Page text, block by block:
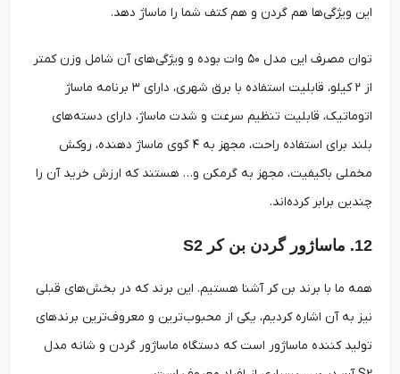
این ویژگی‌ها هم گردن و هم کتف شما را ماساژ دهد.
توان مصرف این مدل ۵۰ وات بوده و ویژگی‌های آن شامل وزن کمتر
از ۲ کیلو، قابلیت استفاده با برق شهری، دارای ۳ برنامه ماساژ
اتوماتیک، قابلیت تنظیم سرعت و شدت ماساژ، دارای دسته‌های
بلند برای استفاده راحت، مجهز به ۴ گوی ماساژ دهنده، روکش
مخملی باکیفیت، مجهز به گرمکن و… هستند که ارزش خرید آن را
چندین برابر کرده‌اند.
همه ما با برند بن کر آشنا هستیم. این برند که در بخش‌های قبلی
نیز به آن اشاره کردیم، یکی از محبوب‌ترین و معروف‌ترین برندهای
تولید کننده ماساژور است که دستگاه ماساژور گردن و شانه مدل